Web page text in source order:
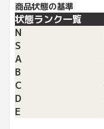
商品状態の基準
状態ランク一覧
N
S
A
B
C
D
E